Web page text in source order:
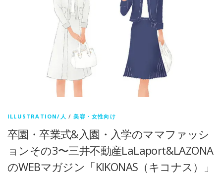
ILLUSTRATION/人 /美容・女性向け
卒園・卒業式&入園・入学のママファッシ
ョンその3〜三井不動産LaLaport&LAZONA
のWEBマガジン「KIKONAS（キコナス）」